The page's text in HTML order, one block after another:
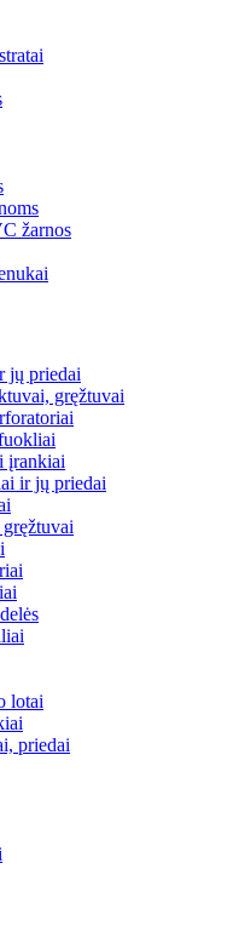
žarnos
jų priedai
gręžtuvai
įrankiai
ir jų priedai
lotai
priedai